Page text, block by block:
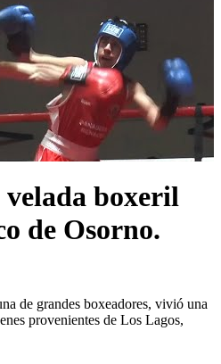
velada boxeril
de Osorno.
de grandes boxeadores, vivió una
provenientes de Los Lagos,